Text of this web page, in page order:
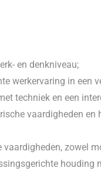
en denkniveau;
werkervaring in een
techniek en een
vaardigheden
zowel
houding